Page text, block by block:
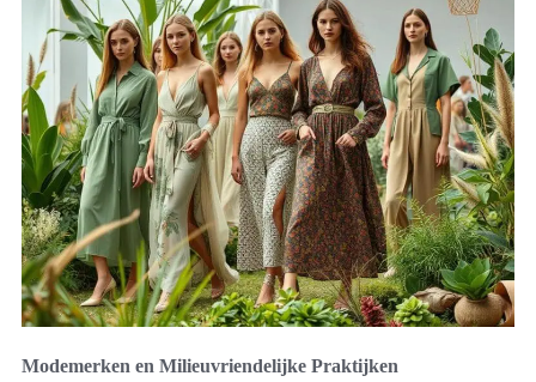
Modemerken en Milieuvriendelijke Praktijken